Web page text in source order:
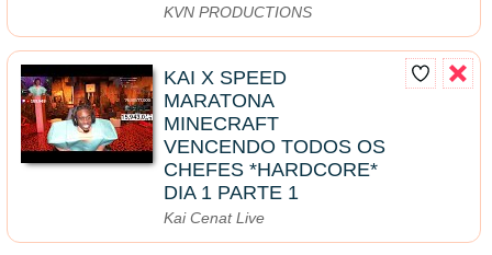
KVN PRODUCTIONS
KAI X SPEED
MARATONA
MINECRAFT
VENCENDO TODOS OS
CHEFES *HARDCORE*
DIA 1 PARTE 1
Kai Cenat Live